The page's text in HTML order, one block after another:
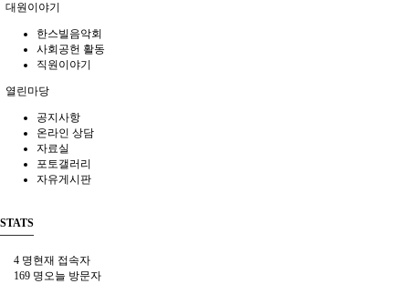
대원이야기
한스빌음악회
사회공헌 활동
직원이야기
열린마당
공지사항
온라인 상담
자료실
포토갤러리
자유게시판
STATS
4 명현재 접속자
169 명오늘 방문자